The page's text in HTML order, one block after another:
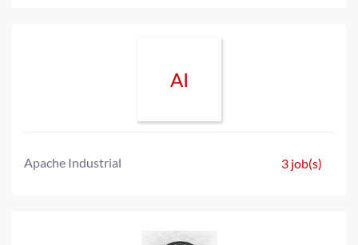
AI
Apache Industrial 3 job(s)